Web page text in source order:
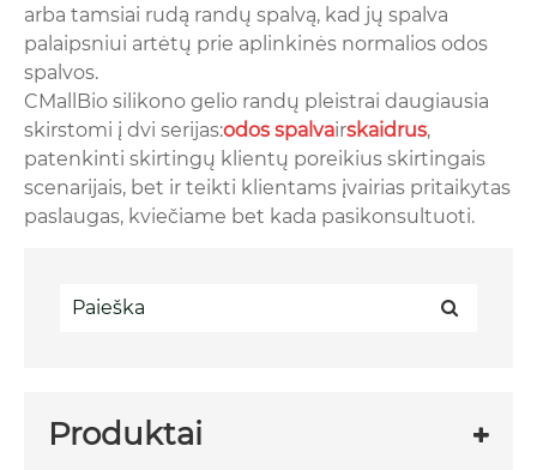
arba tamsiai rudą randų spalvą, kad jų spalva
palaipsniui artėtų prie aplinkinės normalios odos
spalvos.
CMallBio silikono gelio randų pleistrai daugiausia
skirstomi į dvi serijas:odos spalvairskaidrus,
patenkinti skirtingų klientų poreikius skirtingais
scenarijais, bet ir teikti klientams įvairias pritaikytas
paslaugas, kviečiame bet kada pasikonsultuoti.
Produktai